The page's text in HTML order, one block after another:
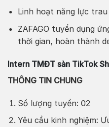
Linh hoạt năng lực
ZAFAGO tuyển dụng
thời gian, hoàn thành
Intern TMĐT sàn TikTok
THÔNG TIN CHUNG
Số lượng tuyển: 02
Yêu cầu kinh nghiệm: